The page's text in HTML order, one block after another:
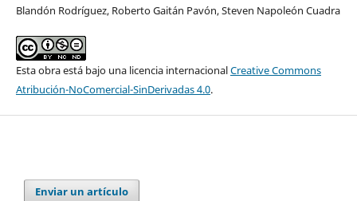
Blandón Rodríguez, Roberto Gaitán Pavón, Steven Napoleón Cuadra
Esta obra está bajo una licencia internacionalCreative Commons
Atribución-NoComercial-SinDerivadas 4.0.
Enviar un artículo